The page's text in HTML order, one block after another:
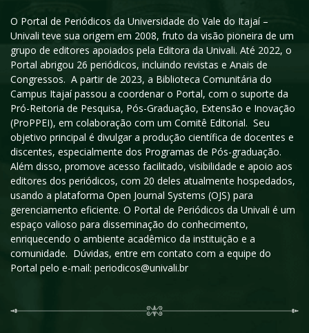
O Portal de Periódicos da Universidade do Vale do Itajaí –
Univali teve sua origem em 2008, fruto da visão pioneira de um
grupo de editores apoiados pela Editora da Univali. Até 2022, o
Portal abrigou 26 periódicos, incluindo revistas e Anais de
Congressos. A partir de 2023, a Biblioteca Comunitária do
Campus Itajaí passou a coordenar o Portal, com o suporte da
Pró-Reitoria de Pesquisa, Pós-Graduação, Extensão e Inovação
(ProPPEI), em colaboração com um Comitê Editorial. Seu
objetivo principal é divulgar a produção científica de docentes e
discentes, especialmente dos Programas de Pós-graduação.
Além disso, promove acesso facilitado, visibilidade e apoio aos
editores dos periódicos, com 20 deles atualmente hospedados,
usando a plataforma Open Journal Systems (OJS) para
gerenciamento eficiente. O Portal de Periódicos da Univali é um
espaço valioso para disseminação do conhecimento,
enriquecendo o ambiente acadêmico da instituição e a
comunidade. Dúvidas, entre em contato com a equipe do
Portal pelo e-mail: periodicos@univali.br